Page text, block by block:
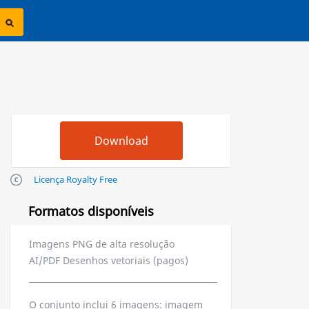
Licença Royalty Free
Formatos disponíveis
Imagens PNG de alta resolução
AI/PDF Desenhos vetoriais (pagos)
O conjunto inclui 6 imagens: imagem